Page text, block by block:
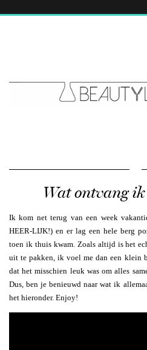
Wat ontvang ik
Ik kom net terug van een week
HEER-LIJK!) en er lag een hele berg
toen ik thuis kwam. Zoals altijd is het
uit te pakken, ik voel me dan een klein
dat het misschien leuk was om alles
Dus, ben je benieuwd naar wat ik
het hieronder. Enjoy!